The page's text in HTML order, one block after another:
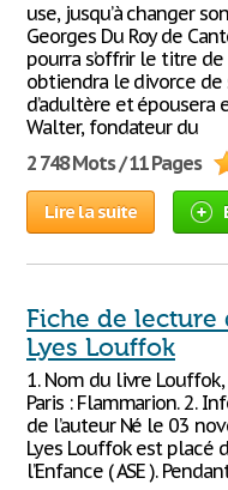
use, jusqu’à changer
Georges Du Roy de
pourra s’offrir le titre
obtiendra le divorce
d’adultère et
Walter, fondateur du
2 748 Mots / 11 Pages
Lire la suite
Fiche de lecture
Lyes Louffok
1. Nom du livre Louffok,
Paris : Flammarion. 2.
de l’auteur Né le 03
Lyes Louffok est placé
l’Enfance ( ASE ).